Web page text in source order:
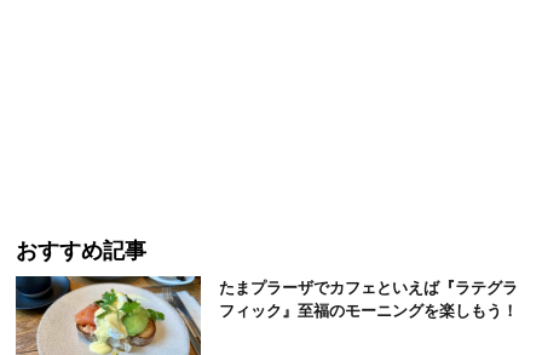
おすすめ記事
たまプラーザでカフェといえば『ラテグラ
フィック』至福のモーニングを楽しもう！